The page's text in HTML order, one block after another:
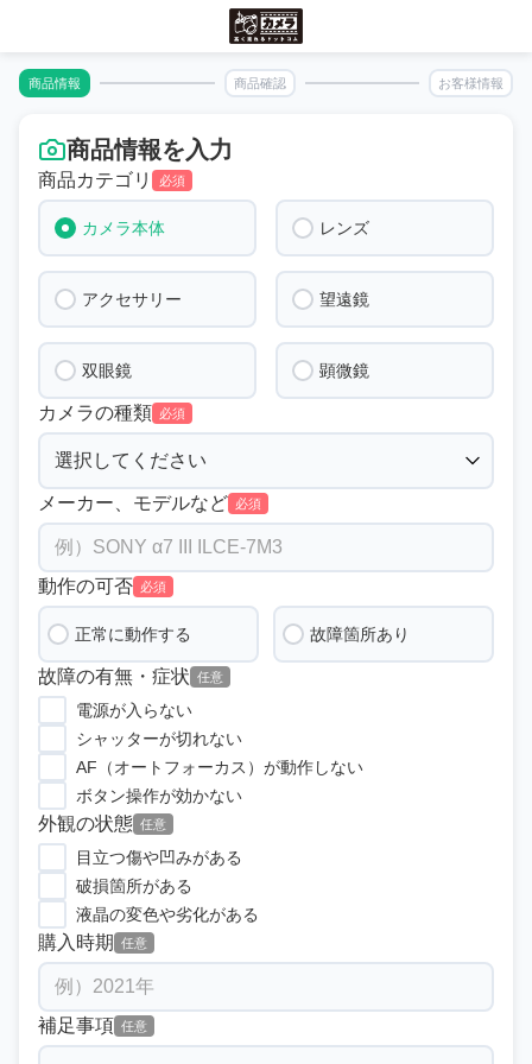
商品情報 商品確認 お客様情報
商品情報を入力
商品カテゴリ 必須
カメラ本体 レンズ
アクセサリー 望遠鏡
双眼鏡 顕微鏡
カメラの種類 必須
メーカー、モデルなど 必須
動作の可否 必須
正常に動作する 故障箇所あり
故障の有無・症状 任意
電源が入らない
シャッターが切れない
AF（オートフォーカス）が動作しない
ボタン操作が効かない
外観の状態 任意
目立つ傷や凹みがある
破損箇所がある
液晶の変色や劣化がある
購入時期 任意
補足事項 任意